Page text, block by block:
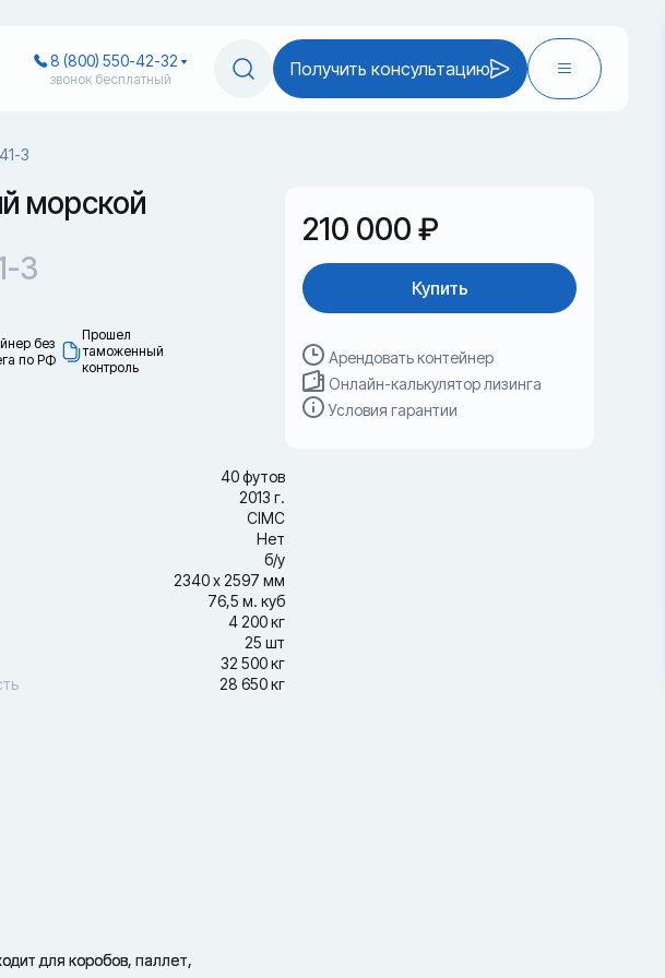
8 (800) 550-42-32
звонок бесплатный Получить консультацию
3
морской
3
без
по РФ
Прошел
таможенный
контроль
40 футов
2013 г.
CIMC
Нет
б/у
2340 х 2597 мм
76,5 м. куб
4 200 кг
25 шт
32 500 кг
28 650 кг
210 000 ₽
Купить
Арендовать контейнер
Онлайн-калькулятор лизинга
Условия гарантии
для коробов, паллет,